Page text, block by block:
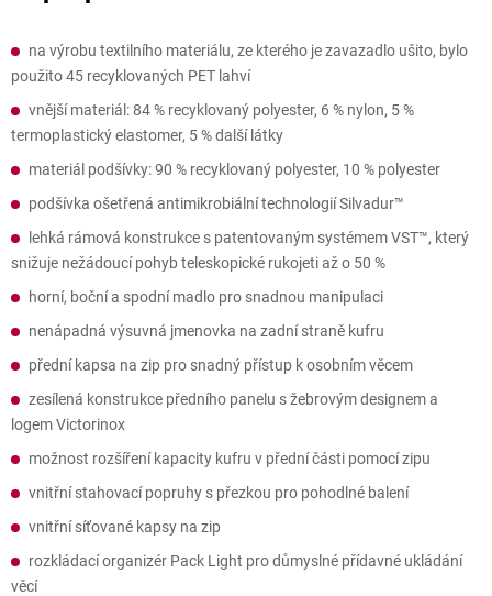
na výrobu textilního materiálu, ze kterého je zavazadlo ušito, bylo
použito 45 recyklovaných PET lahví
vnější materiál: 84 % recyklovaný polyester, 6 % nylon, 5 %
termoplastický elastomer, 5 % další látky
materiál podšívky: 90 % recyklovaný polyester, 10 % polyester
podšívka ošetřená antimikrobiální technologií Silvadur™
lehká rámová konstrukce s patentovaným systémem VST™, který
snižuje nežádoucí pohyb teleskopické rukojeti až o 50 %
horní, boční a spodní madlo pro snadnou manipulaci
nenápadná výsuvná jmenovka na zadní straně kufru
přední kapsa na zip pro snadný přístup k osobním věcem
zesílená konstrukce předního panelu s žebrovým designem a
logem Victorinox
možnost rozšíření kapacity kufru v přední části pomocí zipu
vnitřní stahovací popruhy s přezkou pro pohodlné balení
vnitřní síťované kapsy na zip
rozkládací organizér Pack Light pro důmyslné přídavné ukládání
věcí